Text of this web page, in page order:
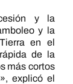
y la
y la
en el
de la
más cortos
explicó el